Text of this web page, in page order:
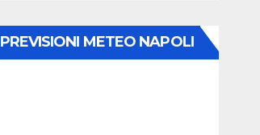
PREVISIONI METEO NAPOLI